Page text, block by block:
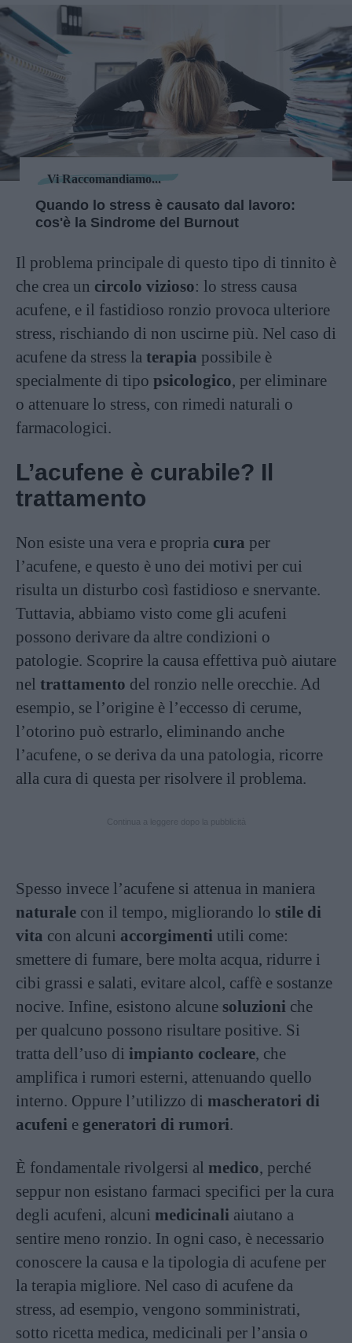
Vi Raccomandiamo...
Quando lo stress è causato dal lavoro:
cos'è la Sindrome del Burnout
Il problema principale di questo tipo di tinnito è
che crea un circolo vizioso: lo stress causa
acufene, e il fastidioso ronzio provoca ulteriore
stress, rischiando di non uscirne più. Nel caso di
acufene da stress la terapia possibile è
specialmente di tipo psicologico, per eliminare
o attenuare lo stress, con rimedi naturali o
farmacologici.
L’acufene è curabile? Il
trattamento
Non esiste una vera e propria cura per
l’acufene, e questo è uno dei motivi per cui
risulta un disturbo così fastidioso e snervante.
Tuttavia, abbiamo visto come gli acufeni
possono derivare da altre condizioni o
patologie. Scoprire la causa effettiva può aiutare
nel trattamento del ronzio nelle orecchie. Ad
esempio, se l’origine è l’eccesso di cerume,
l’otorino può estrarlo, eliminando anche
l’acufene, o se deriva da una patologia, ricorre
alla cura di questa per risolvere il problema.
Spesso invece l’acufene si attenua in maniera
naturale con il tempo, migliorando lo stile di
vita con alcuni accorgimenti utili come:
smettere di fumare, bere molta acqua, ridurre i
cibi grassi e salati, evitare alcol, caffè e sostanze
nocive. Infine, esistono alcune soluzioni che
per qualcuno possono risultare positive. Si
tratta dell’uso di impianto cocleare, che
amplifica i rumori esterni, attenuando quello
interno. Oppure l’utilizzo di mascheratori di
acufeni e generatori di rumori.
È fondamentale rivolgersi al medico, perché
seppur non esistano farmaci specifici per la cura
degli acufeni, alcuni medicinali aiutano a
sentire meno ronzio. In ogni caso, è necessario
conoscere la causa e la tipologia di acufene per
la terapia migliore. Nel caso di acufene da
stress, ad esempio, vengono somministrati,
sotto ricetta medica, medicinali per l’ansia o